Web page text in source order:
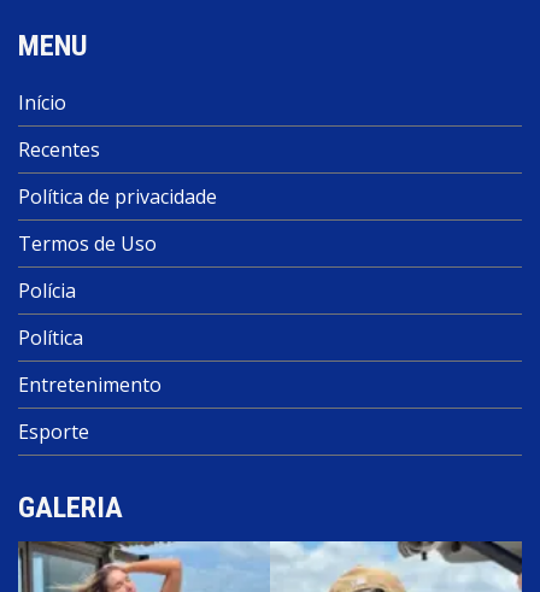
MENU
Início
Recentes
Política de privacidade
Termos de Uso
Polícia
Política
Entretenimento
Esporte
GALERIA